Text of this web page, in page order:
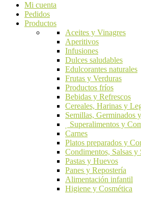
Mi cuenta
Pedidos
Productos
Aceites y Vinagres
Aperitivos
Infusiones
Dulces saludables
Edulcorantes naturales
Frutas y Verduras
Productos fríos
Bebidas y Refrescos
Cereales, Harinas y
Semillas, Germinados
Superalimentos y
Carnes
Platos preparados y
Condimentos, Salsas y
Pastas y Huevos
Panes y Repostería
Alimentación infantil
Higiene y Cosmética